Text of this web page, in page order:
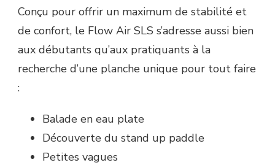
Conçu pour offrir un maximum de stabilité et
de confort, le Flow Air SLS s’adresse aussi bien
aux débutants qu’aux pratiquants à la
recherche d’une planche unique pour tout faire
:
Balade en eau plate
Découverte du stand up paddle
Petites vagues